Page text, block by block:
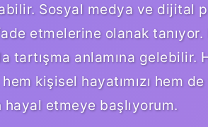
Sosyal medya ve dijital
etmelerine olanak
tartışma anlamına gelebilir.
hem kişisel hayatımızı hem
etmeye başlıyorum.